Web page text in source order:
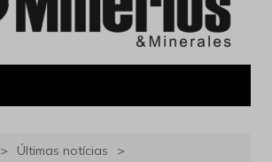
Últimas notícias